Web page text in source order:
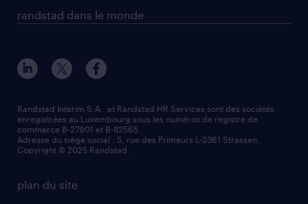
randstad dans le monde
plan du site
Randstad Interim S.A. et Randstad HR Services sont des sociétés
enregistrées au Luxembourg sous les numéros de registre de
commerce B-27901 et B-82565.
Adresse du siège social : 5, rue des Primeurs L-2361 Strassen.
Copyright © 2025 Randstad.